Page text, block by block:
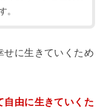
。
せに生きていくため
自由に生きていくた